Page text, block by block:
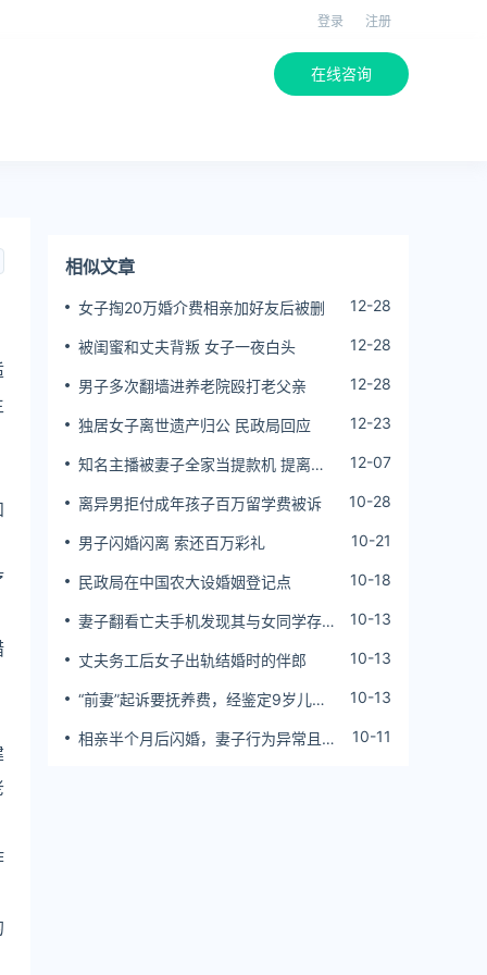
登录 注册
在线咨询
相似文章
女子掏20万婚介费相亲加好友后被删 12-28
被闺蜜和丈夫背叛 女子一夜白头 12-28
男子多次翻墙进养老院殴打老父亲 12-28
独居女子离世遗产归公 民政局回应 12-23
知名主播被妻子全家当提款机 提离婚
12-07
离异男拒付成年孩子百万留学费被诉 10-28
男子闪婚闪离 索还百万彩礼 10-21
民政局在中国农大设婚姻登记点 10-18
妻子翻看亡夫手机发现其与女同学存婚
10-13
丈夫务工后女子出轨结婚时的伴郎 10-13
“前妻”起诉要抚养费，经鉴定9岁儿子
10-13
相亲半个月后闪婚，妻子行为异常且持
10-11